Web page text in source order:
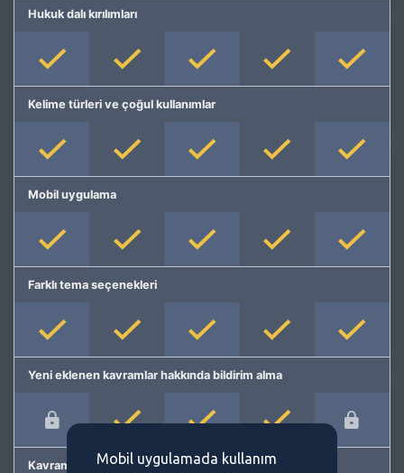
Hukuk dalı kırılımları
Kelime türleri ve çoğul kullanımlar
Mobil uygulama
Farklı tema seçenekleri
Yeni eklenen kavramlar hakkında bildirim alma
Kavram önermeMobil uygulamada kullanım